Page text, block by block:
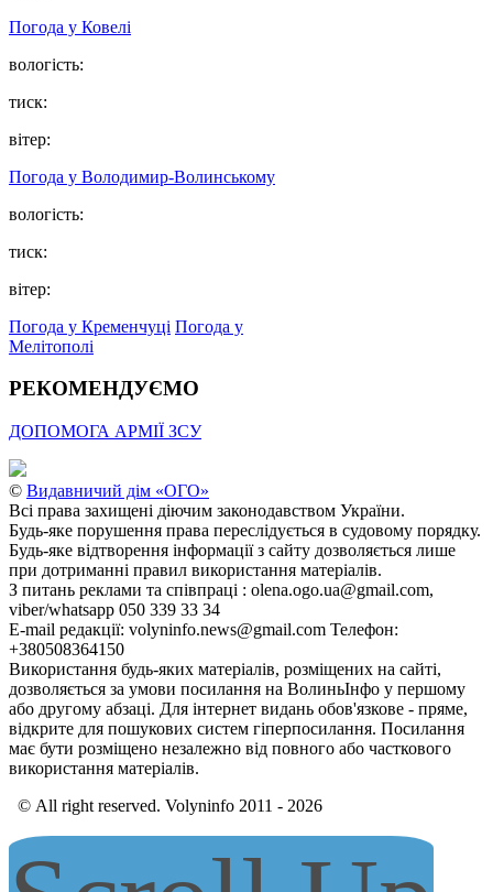
Погода у Ковелі
вологість:
тиск:
вітер:
Погода у Володимир-Волинському
вологість:
тиск:
вітер:
Погода у Кременчуці Погода у
Мелітополі
РЕКОМЕНДУЄМО
ДОПОМОГА АРМІЇ ЗСУ
© Видавничий дім «ОГО»
Всі права захищені діючим законодавством України.
Будь-яке порушення права переслідується в судовому порядку.
Будь-яке відтворення інформації з сайту дозволяється лише
при дотриманні правил використання матеріалів.
З питань реклами та співпраці : olena.ogo.ua@gmail.com,
viber/whatsapp 050 339 33 34
E-mail редакції: volyninfo.news@gmail.com Телефон:
+380508364150
Використання будь-яких матеріалів, розміщених на сайті,
дозволяється за умови посилання на ВолиньІнфо у першому
або другому абзаці. Для інтернет видань обов'язкове - пряме,
відкрите для пошукових систем гіперпосилання. Посилання
має бути розміщено незалежно від повного або часткового
використання матеріалів.
© All right reserved. Volyninfo 2011 - 2026